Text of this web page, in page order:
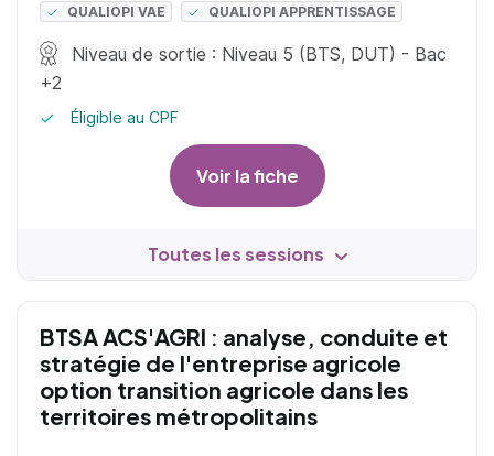
QUALIOPI VAE QUALIOPI APPRENTISSAGE
Niveau de sortie : Niveau 5 (BTS, DUT) - Bac
+2
Éligible au CPF
Voir la fiche
Toutes les sessions
BTSA ACS'AGRI : analyse, conduite et
stratégie de l'entreprise agricole
option transition agricole dans les
territoires métropolitains